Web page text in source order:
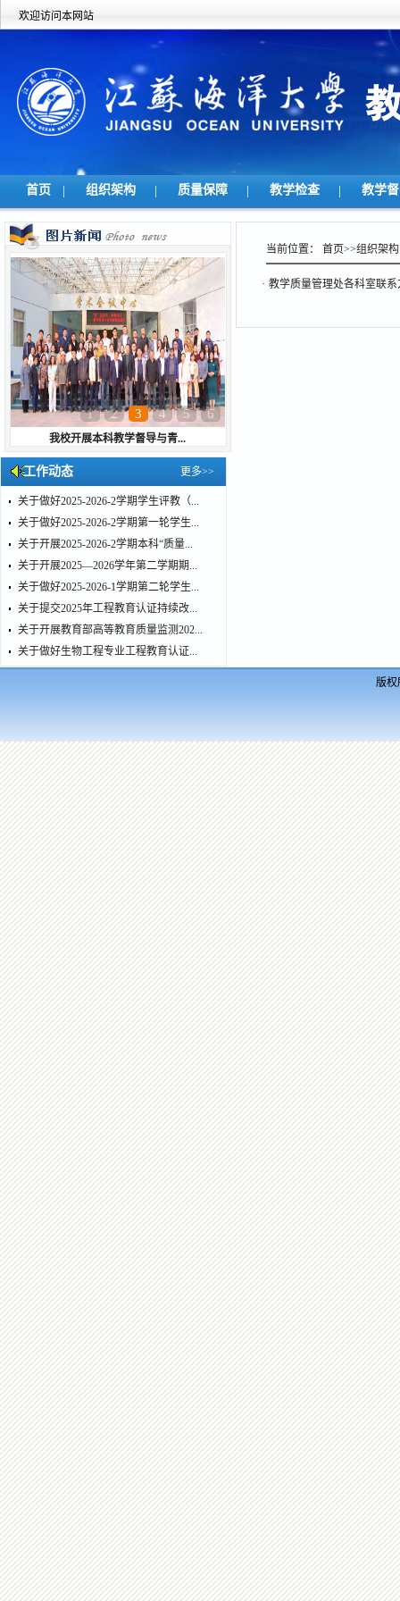
欢迎访问本网站
首页 | 组织架构 | 质量保障 | 教学检查 | 教学
1 2 3 4 5 6
我校开展本科教学督导与青...
工作动态 更多>>
关于做好2025-2026-2学期学生评教（...
关于做好2025-2026-2学期第一轮学生...
关于开展2025-2026-2学期本科“质量...
关于开展2025—2026学年第二学期期...
关于做好2025-2026-1学期第二轮学生...
关于提交2025年工程教育认证持续改...
关于开展教育部高等教育质量监测202...
关于做好生物工程专业工程教育认证...
当前位置： 首页>>组织架构
· 教学质量管理处各科室联系
版权